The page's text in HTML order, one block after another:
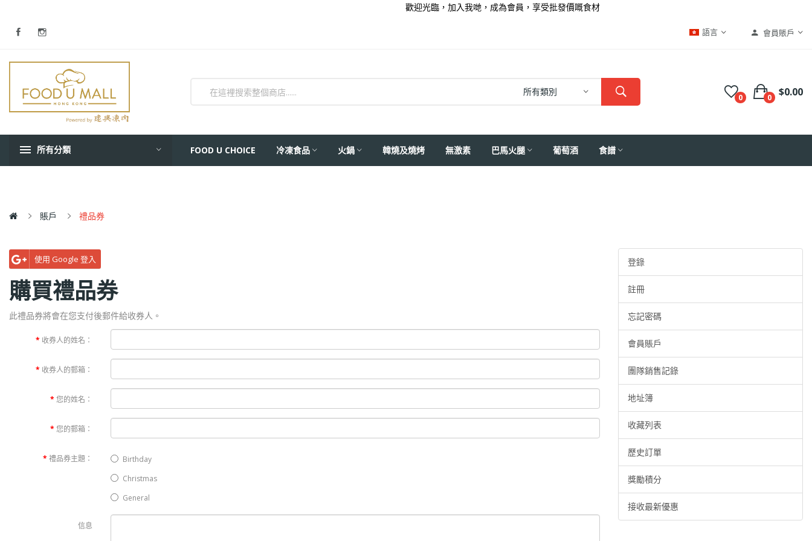
歡迎光臨，加入我哋，成為會員，享受批發價嘅食材
語言 會員賬戶
0 0 $0.00
所有類別
所有分類 FOOD U CHOICE 冷凍食品 火鍋 韓燒及燒烤 無激素 巴馬火腿 葡萄酒 食譜
賬戶 禮品券
使用 Google 登入
購買禮品券
此禮品券將會在您支付後郵件給收券人。
收券人的姓名：
收券人的郵箱：
您的姓名：
您的郵箱：
禮品券主題：
Birthday
Christmas
General
信息
登錄
註冊
忘記密碼
會員賬戶
團隊銷售記錄
地址簿
收藏列表
歷史訂單
獎勵積分
接收最新優惠